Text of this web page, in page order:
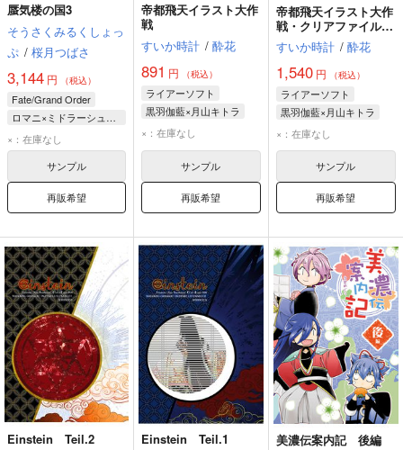
蜃気楼の国3
そうさくみるくしょっ
ぷ / 桜月つばさ
3,144 円 （税込）
Fate/Grand Order
ロマニ×ミドラーシュのキャスター
ロマニ・アーキマン
ミドラーシュのキャスター
シバの女王
×：在庫なし
サンプル
再販希望
帝都飛天イラスト大作
戦
すいか時計 / 酔花
891 円 （税込）
ライアーソフト
黒羽伽藍×月山キトラ
黒羽伽藍
×：在庫なし
サンプル
再販希望
帝都飛天イラスト大作
戦・クリアファイルセ
ット
すいか時計 / 酔花
1,540円 （税込）
ライアーソフト
黒羽伽藍×月山キトラ
黒羽伽藍
×：在庫なし
サンプル
再販希望
Einstein Teil.2
Einstein Teil.1
美濃伝案内記 後編